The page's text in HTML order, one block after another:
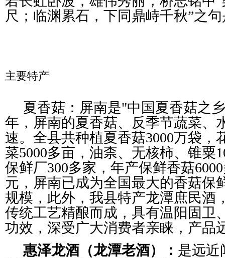
尺；临渊累石，下同鼎峙千秋”之
主要特产
夏香菇：屏南是"中国夏香菇之
年，屏南的夏香菇、反季节蔬菜、
速。全县共种植夏香菇3000万袋，
菜5000多亩，油柰、无核柿、锥粟
保鲜厂300多家，年产保鲜香菇
元，屏南已成为全国最大的香菇保
规模，此外，我县特产龙潭庶民酒
传统工艺精酿而成，具有温阳固卫
功效，深受广大消费者亲睐，产品
惠泽龙酒（龙潭老酒）： 是远近